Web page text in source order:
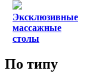
Эксклюзивные
массажные
столы
По типу